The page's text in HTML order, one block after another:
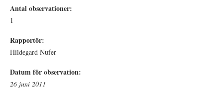
Antal observationer:
1
Rapportör:
Hildegard Nufer
Datum för observation:
26 juni 2011